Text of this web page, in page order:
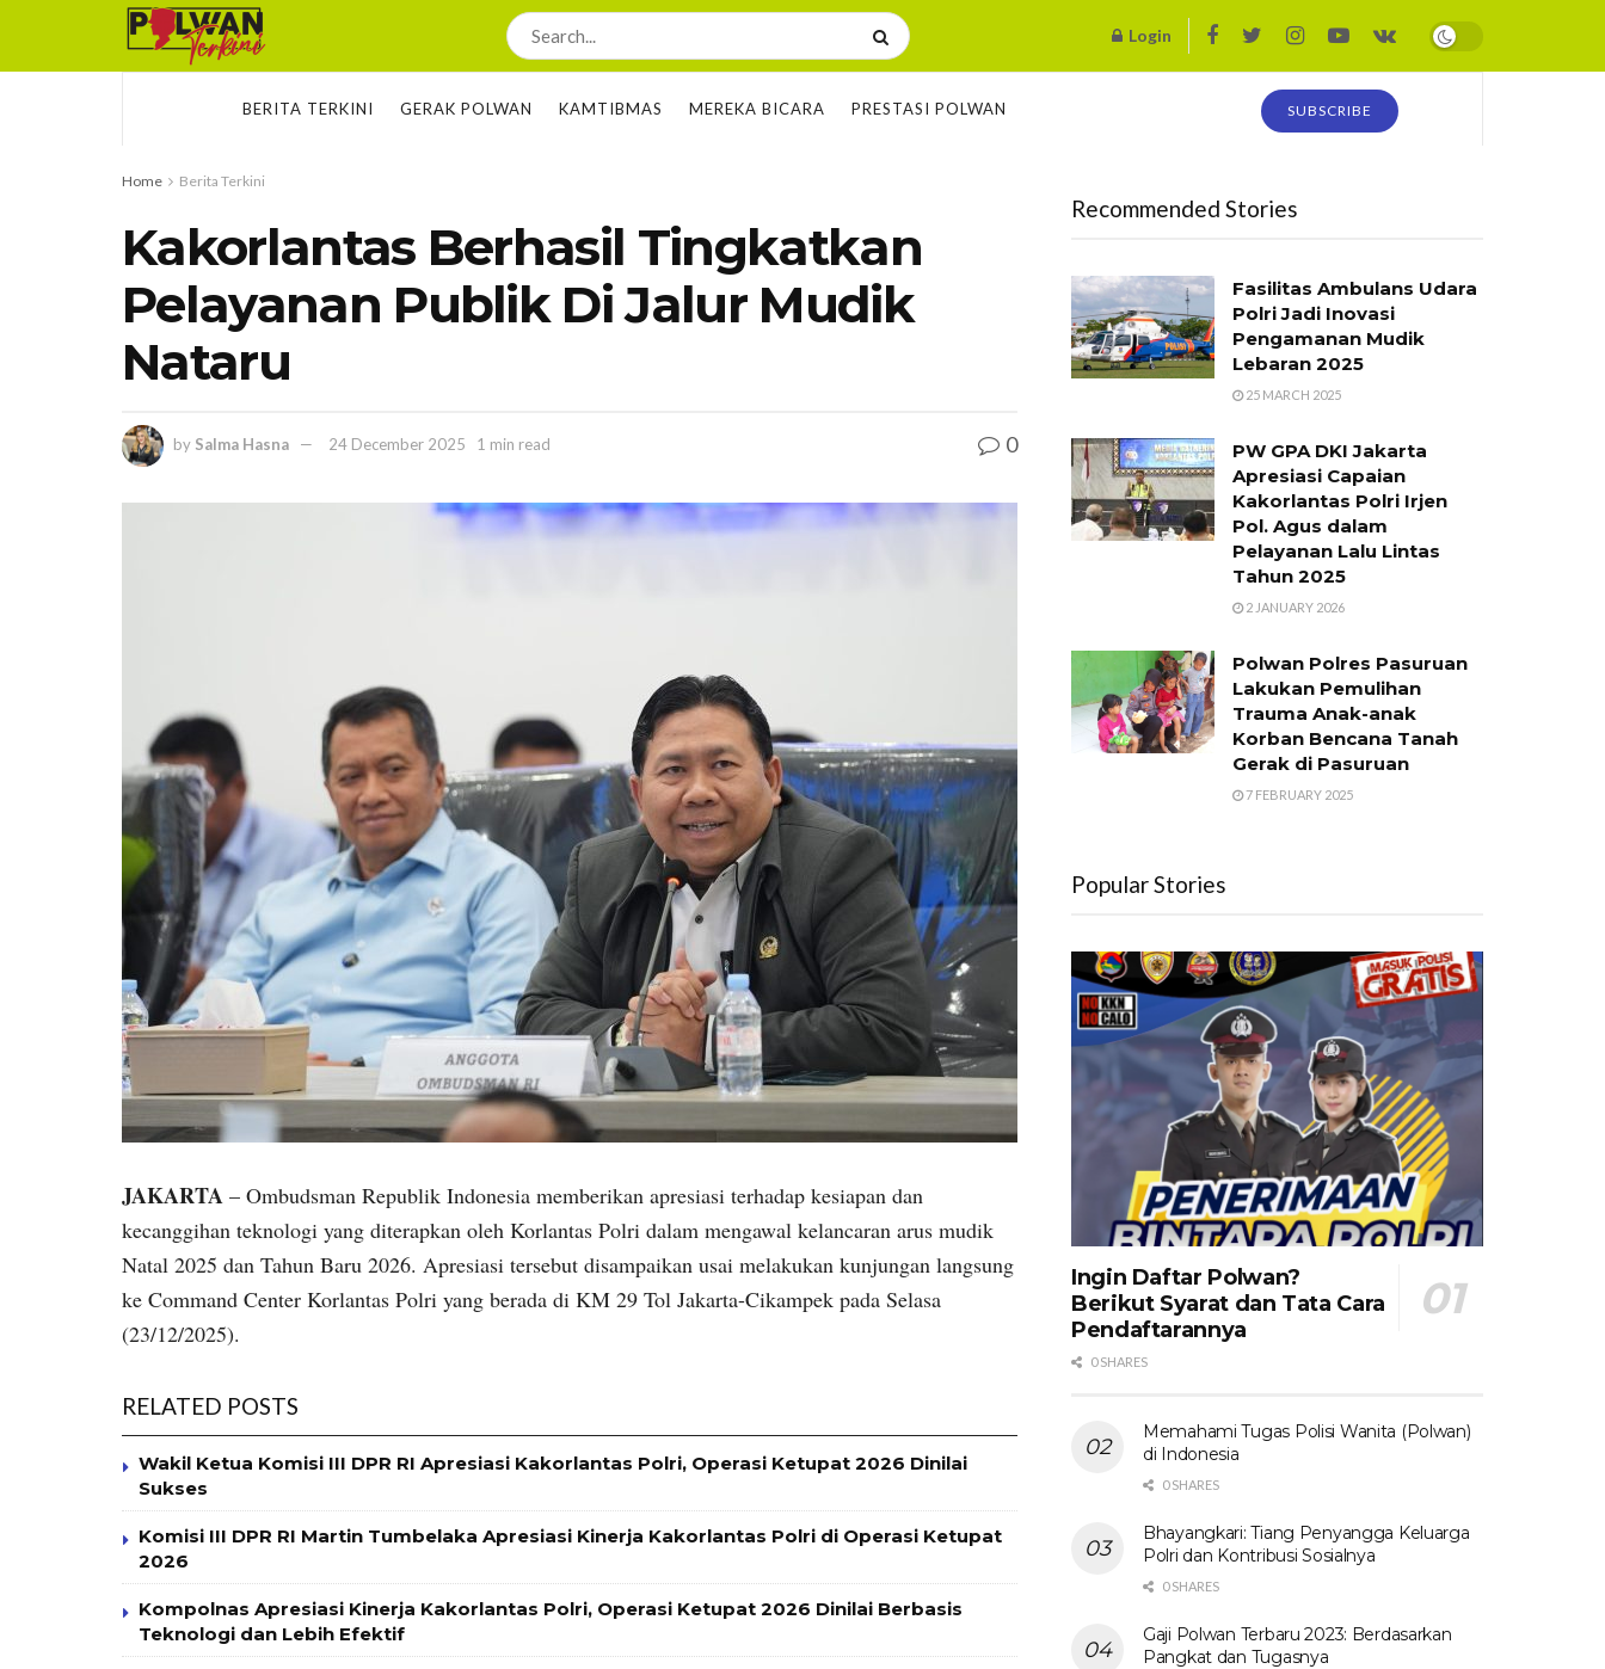
Login
BERITA TERKINI GERAK POLWAN KAMTIBMAS MEREKA BICARA PRESTASI POLWAN SUBSCRIBE
Home Berita Terkini
Kakorlantas Berhasil Tingkatkan
Pelayanan Publik Di Jalur Mudik
Nataru
by Salma Hasna 24 December 2025 1 min read 0
JAKARTA – Ombudsman Republik Indonesia memberikan apresiasi terhadap kesiapan dan
kecanggihan teknologi yang diterapkan oleh Korlantas Polri dalam mengawal kelancaran arus mudik
Natal 2025 dan Tahun Baru 2026. Apresiasi tersebut disampaikan usai melakukan kunjungan langsung
ke Command Center Korlantas Polri yang berada di KM 29 Tol Jakarta-Cikampek pada Selasa
(23/12/2025).
RELATED POSTS
Wakil Ketua Komisi III DPR RI Apresiasi Kakorlantas Polri, Operasi Ketupat 2026 Dinilai
Sukses
Komisi III DPR RI Martin Tumbelaka Apresiasi Kinerja Kakorlantas Polri di Operasi Ketupat
2026
Kompolnas Apresiasi Kinerja Kakorlantas Polri, Operasi Ketupat 2026 Dinilai Berbasis
Teknologi dan Lebih Efektif
Recommended Stories
Fasilitas Ambulans Udara
Polri Jadi Inovasi
Pengamanan Mudik
Lebaran 2025
25 MARCH 2025
PW GPA DKI Jakarta
Apresiasi Capaian
Kakorlantas Polri Irjen
Pol. Agus dalam
Pelayanan Lalu Lintas
Tahun 2025
2 JANUARY 2026
Polwan Polres Pasuruan
Lakukan Pemulihan
Trauma Anak-anak
Korban Bencana Tanah
Gerak di Pasuruan
7 FEBRUARY 2025
Popular Stories
Ingin Daftar Polwan?
Berikut Syarat dan Tata Cara
Pendaftarannya
0 SHARES
Memahami Tugas Polisi Wanita (Polwan)
di Indonesia
0 SHARES
Bhayangkari: Tiang Penyangga Keluarga
Polri dan Kontribusi Sosialnya
0 SHARES
Gaji Polwan Terbaru 2023: Berdasarkan
Pangkat dan Tugasnya